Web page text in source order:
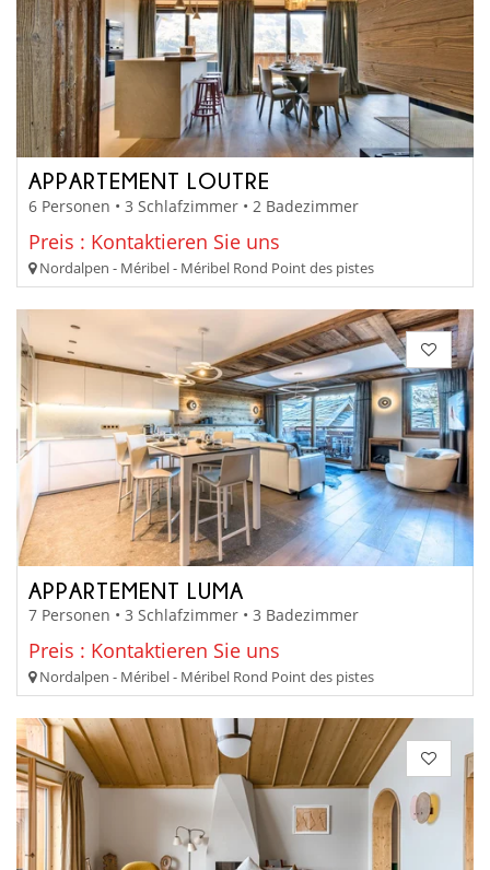
APPARTEMENT LOUTRE
6 Personen • 3 Schlafzimmer • 2 Badezimmer
Preis : Kontaktieren Sie uns
Nordalpen - Méribel - Méribel Rond Point des pistes
APPARTEMENT LUMA
7 Personen • 3 Schlafzimmer • 3 Badezimmer
Preis : Kontaktieren Sie uns
Nordalpen - Méribel - Méribel Rond Point des pistes